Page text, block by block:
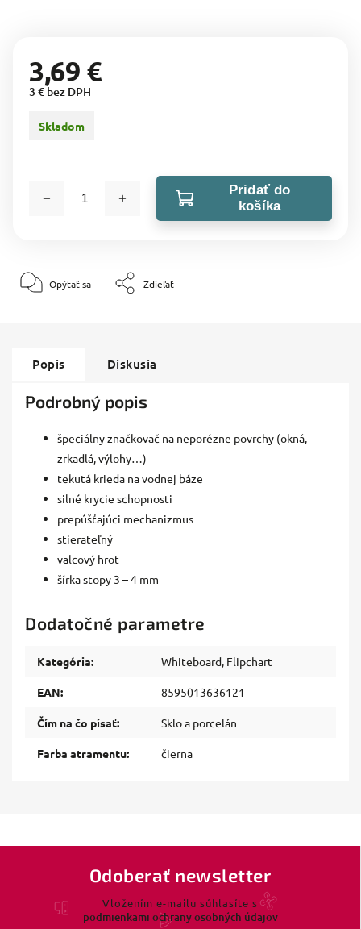
3,69 €
3 € bez DPH
Skladom
Pridať do
košíka
Opýtať sa Zdieľať
Popis Diskusia
Podrobný popis
špeciálny značkovač na neporézne povrchy (okná,
zrkadlá, výlohy…)
tekutá krieda na vodnej báze
silné krycie schopnosti
prepúšťajúci mechanizmus
stierateľný
valcový hrot
šírka stopy 3 – 4 mm
Dodatočné parametre
Kategória: Whiteboard, Flipchart
EAN: 8595013636121
Čím na čo písať: Sklo a porcelán
Farba atramentu: čierna
Odoberať newsletter
Vložením e-mailu súhlasíte s
podmienkami ochrany osobných údajov